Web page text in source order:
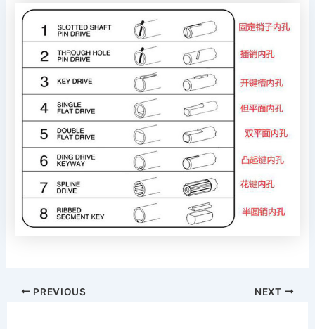
PREVIOUS NEXT